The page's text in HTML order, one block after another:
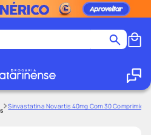
Sinvastatina Novartis 40mg Com 30 Comprimidos